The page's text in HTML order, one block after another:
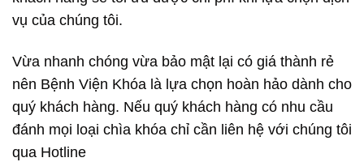
vụ của chúng tôi.
Vừa nhanh chóng vừa bảo mật lại có giá thành rẻ
nên Bệnh Viện Khóa là lựa chọn hoàn hảo dành cho
quý khách hàng. Nếu quý khách hàng có nhu cầu
đánh mọi loại chìa khóa chỉ cần liên hệ với chúng tôi
qua Hotline